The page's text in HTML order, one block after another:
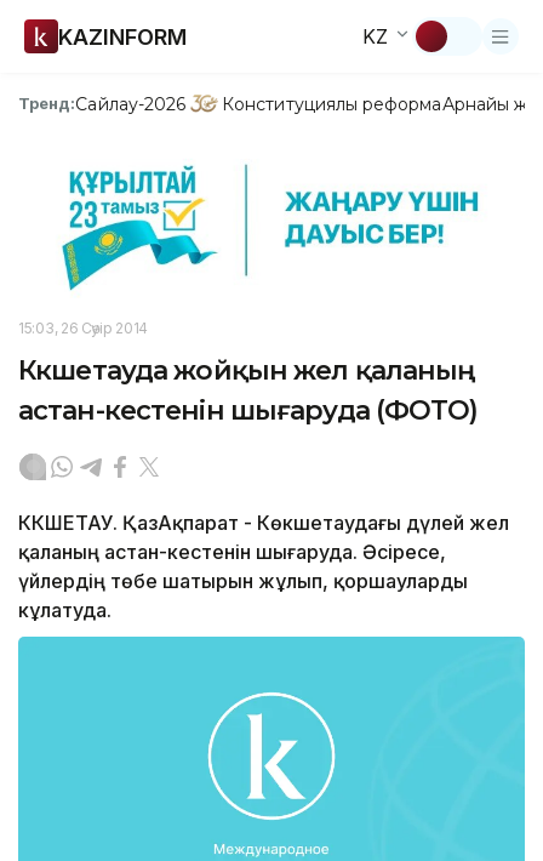
KAZINFORM KZ
Тренд:Сайлау-2026 Конституциялық реформаАрнайы
15:03, 26 Сәуір 2014
Көкшетауда жойқын жел қаланың
астан-кестенін шығаруда (ФОТО)
КӨКШЕТАУ. ҚазАқпарат - Көкшетаудағы дүлей жел
қаланың астан-кестенін шығаруда. Әсіресе,
үйлердің төбе шатырын жұлып, қоршауларды
кұлатуда.